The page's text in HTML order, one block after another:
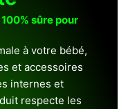
sûre pour
à votre bébé,
et accessoires
internes et
respecte les